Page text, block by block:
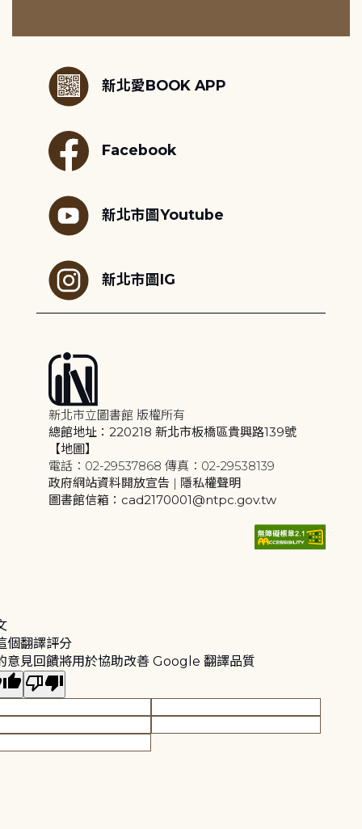
新北愛BOOK APP
Facebook
新北市圖Youtube
新北市圖IG
新北市立圖書館 版權所有
總館地址：220218 新北市板橋區貴興路139號
【地圖】
電話：02-29537868 傳真：02-29538139
政府網站資料開放宣告 | 隱私權聲明
圖書館信箱：cad2170001@ntpc.gov.tw
個翻譯評分
意見回饋將用於協助改善 Google 翻譯品質